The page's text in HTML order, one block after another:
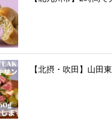
【北摂・吹田】山田